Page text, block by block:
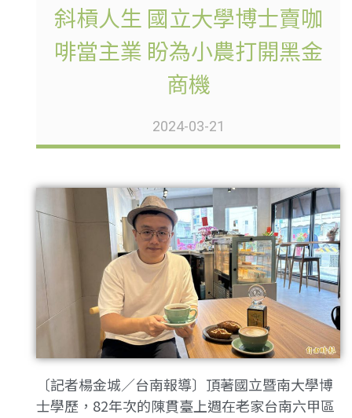
斜槓人生 國立大學博士賣咖
啡當主業 盼為小農打開黑金
商機
2024-03-21
〔記者楊金城／台南報導〕頂著國立暨南大學博
士學歷，82年次的陳貫臺上週在老家台南六甲區